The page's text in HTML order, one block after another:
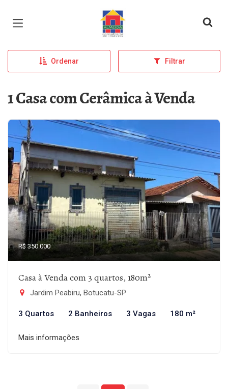
Página inicial
Ordenar Filtrar
1 Casa com Cerâmica à Venda
R$ 350.000
Casa à Venda com 3 quartos, 180m²
Jardim Peabiru, Botucatu-SP
3 Quartos 2 Banheiros 3 Vagas 180 m²
Mais informações